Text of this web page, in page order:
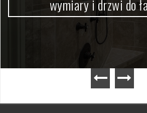
najważniejsze